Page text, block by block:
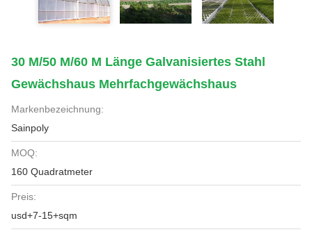
30 M/50 M/60 M Länge Galvanisiertes Stahl
Gewächshaus Mehrfachgewächshaus
Markenbezeichnung:
Sainpoly
MOQ:
160 Quadratmeter
Preis:
usd+7-15+sqm